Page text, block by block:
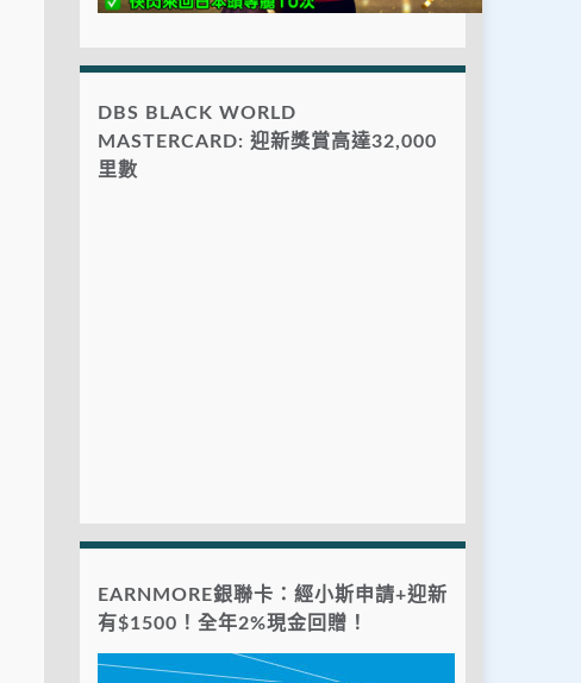
DBS BLACK WORLD
MASTERCARD: 迎新獎賞高達32,000
里數
EARNMORE銀聯卡：經小斯申請+迎新
有$1500！全年2%現金回贈！